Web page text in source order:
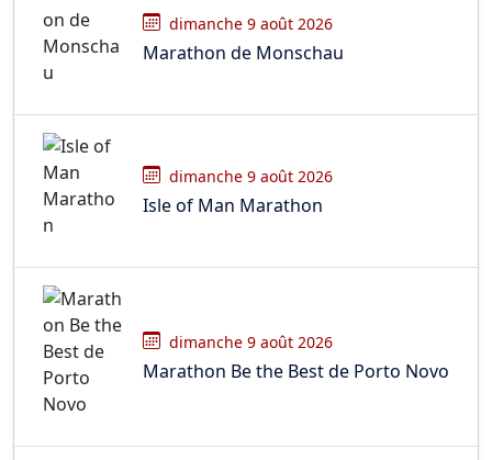
dimanche 9 août 2026
Marathon de Monschau
dimanche 9 août 2026
Isle of Man Marathon
dimanche 9 août 2026
Marathon Be the Best de Porto Novo